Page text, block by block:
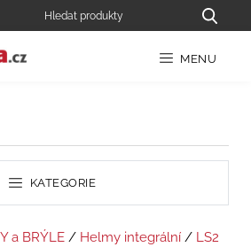
MENU
KATEGORIE
a BRÝLE / Helmy integrální / LS2